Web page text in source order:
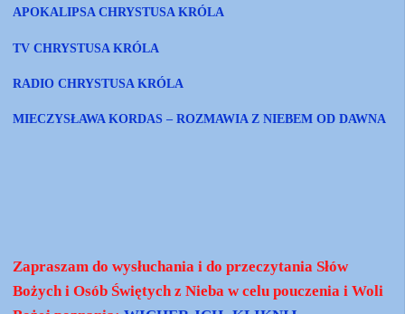
APOKALIPSA CHRYSTUSA KRÓLA
TV CHRYSTUSA KRÓLA
RADIO CHRYSTUSA KRÓLA
MIECZYSŁAWA KORDAS – ROZMAWIA Z NIEBEM OD DAWNA
Zapraszam do wysłuchania i do przeczytania Słów
Bożych i Osób Świętych z Nieba w celu pouczenia i Woli